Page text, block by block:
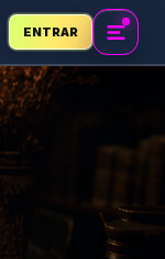
ENTRAR